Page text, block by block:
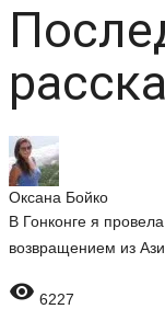
Оксана Бойко
В Гонконге я
возвращением из
 6227